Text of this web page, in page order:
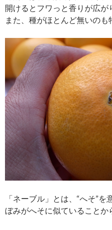
開けるとフワっと香りが広が
また、種がほとんど無いのも
「ネーブル」とは、“へそ”
ぼみがへそに似ていることか